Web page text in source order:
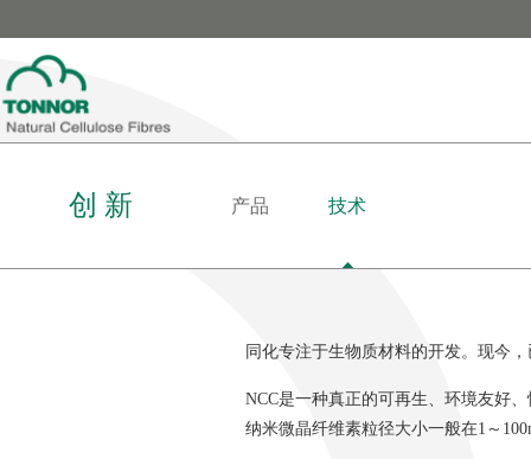
创 新 产品 技术
同化专注于生物质材料的开发。现今
NCC是一种真正的可再生、环境友好
纳米微晶纤维素粒径大小一般在1～